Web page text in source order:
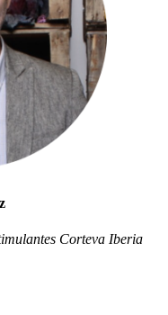
Corteva Iberia